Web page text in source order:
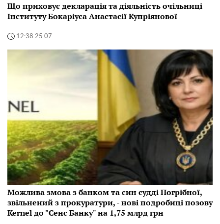
Що приховує декларація та діяльність очільниці
Інституту Бокаріуса Анастасії Купріянової
12:38 25.07
Можлива змова з банком та син судді Погрібної,
звільнений з прокуратури, - нові подробиці позову
Kernel до "Сенс Банку" на 1,75 млрд грн